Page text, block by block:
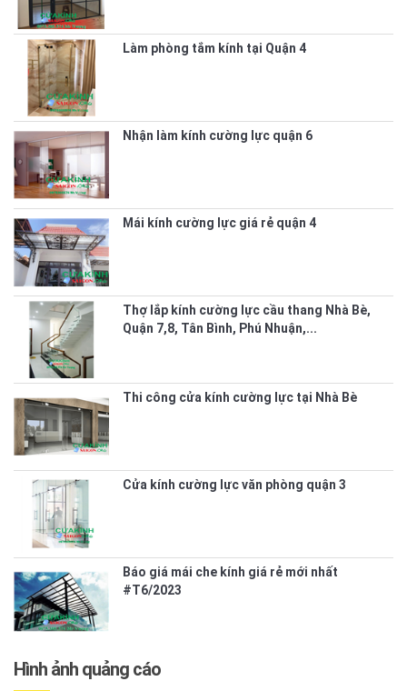
Làm phòng tắm kính tại Quận 4
Nhận làm kính cường lực quận 6
Mái kính cường lực giá rẻ quận 4
Thợ lắp kính cường lực cầu thang Nhà Bè,
Quận 7,8, Tân Bình, Phú Nhuận,...
Thi công cửa kính cường lực tại Nhà Bè
Cửa kính cường lực văn phòng quận 3
Báo giá mái che kính giá rẻ mới nhất
#T6/2023
Hình ảnh quảng cáo